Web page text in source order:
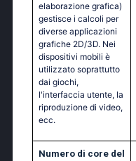
elaborazione grafica)
gestisce i calcoli per
diverse applicazioni
grafiche 2D/3D. Nei
dispositivi mobili è
utilizzato soprattutto
dai giochi,
l'interfaccia utente, la
riproduzione di video,
ecc.
Numero di core del